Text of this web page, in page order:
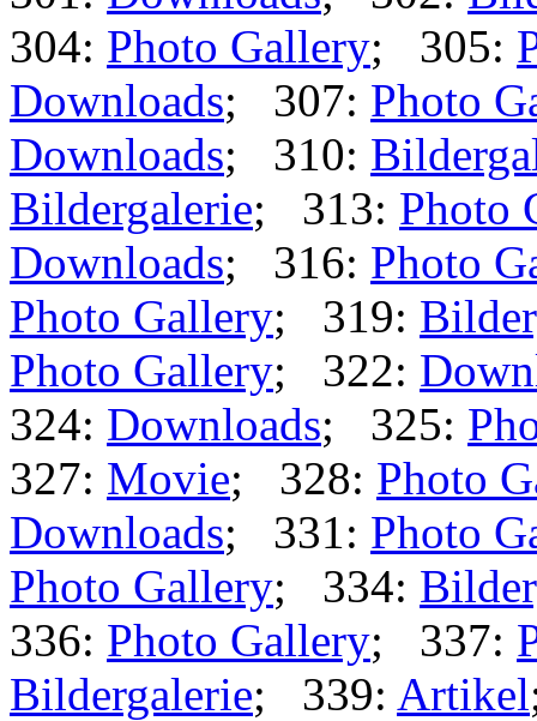
304: Photo Gallery; 305:
Downloads; 307: Photo
Downloads; 310:
Bildergalerie; 313: Photo
Downloads; 316: Photo
Photo Gallery; 319:
Photo Gallery; 322:
324: Downloads; 325:
327: Movie; 328: Photo
Downloads; 331: Photo
Photo Gallery; 334:
336: Photo Gallery; 337:
Bildergalerie; 339: Artikel